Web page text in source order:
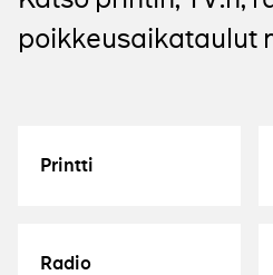
poikkeusaikataulut
Printti
Radio